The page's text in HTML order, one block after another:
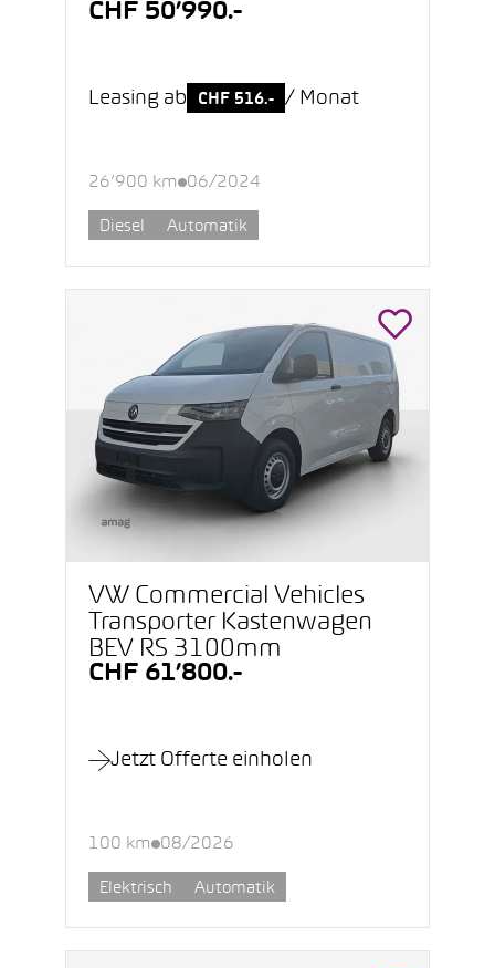
CHF 50’990.-
Leasing ab CHF 516.- / Monat
26’900 km 06/2024
Diesel Automatik
VW Commercial Vehicles
Transporter Kastenwagen
BEV RS 3100mm
CHF 61’800.-
Jetzt Offerte einholen
100 km 08/2026
Elektrisch Automatik